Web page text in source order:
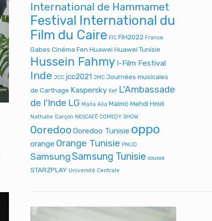
International de Hammamet
Festival International du
Film du Caire FIC FIH2022 France
Gabes Cinéma Fen Huawei Huawei Tunisie
Hussein Fahmy I-Film Festival
Inde JCC jcc2021 JMC Journées musicales
de Carthage Kaspersky Kef L'Ambassade
de l'Inde LG Malla Aila Malmö Mehdi Hmili
Nathalie Garçon NESCAFÉ COMEDY SHOW
Ooredoo Ooredoo Tunisie oppo
orange Orange Tunisie PNUD
SamsungSamsung Tunisie sousse
STARZPLAY Université Centrale